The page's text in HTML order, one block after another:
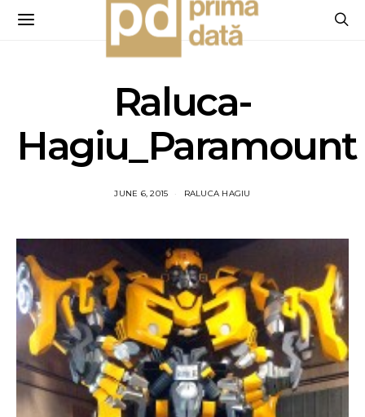
Raluca-
Hagiu_Paramount
JUNE 6, 2015 RALUCA HAGIU